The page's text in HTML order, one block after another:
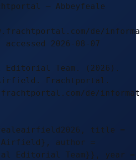
– Abbeyfeale
de/
2026-08-07
Editorial Team. (2026).
Frachtportal.
de/
title =
Airfield}, author =
Editorial Team}}, year =